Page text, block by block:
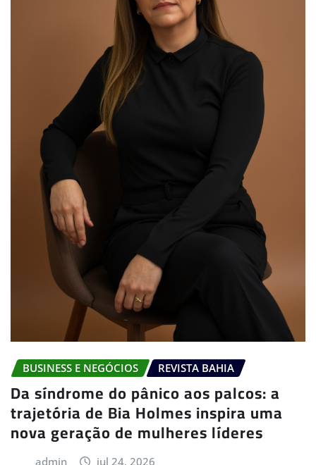
BUSINESS E NEGÓCIOS REVISTA BAHIA
Da síndrome do pânico aos palcos: a
trajetória de Bia Holmes inspira uma
nova geração de mulheres líderes
admin jul 24, 2026